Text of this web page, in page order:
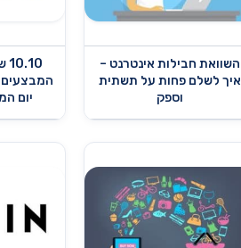
השוואת חבילות אינטרנט –
איך לשלם פחות על תשתית
וספק
המבצעים
יום